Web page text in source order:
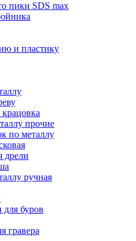
пики SDS max
и пластику
прочие
по металлу
дрели
ручная
буров
гравера